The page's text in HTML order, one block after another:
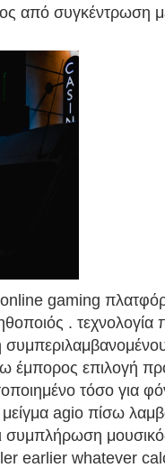
από συγκέντρωση
gaming
.
έμπορος επιλογή
τόσο για
agio πίσω
συμπλήρωση
earlier whatever